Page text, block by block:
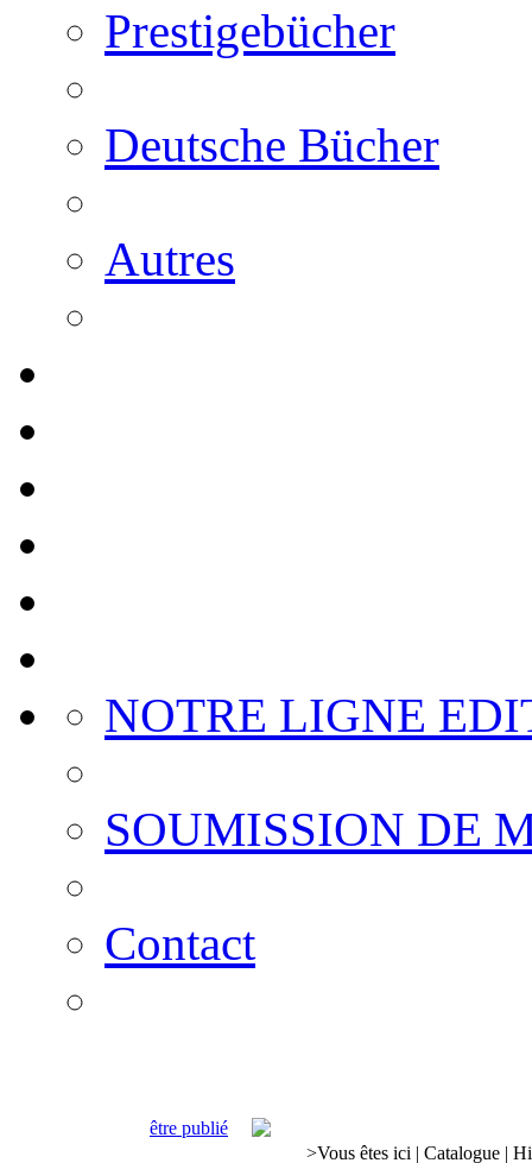
Prestigebücher
Deutsche Bücher
Autres
NOTRE LIGNE
SOUMISSION DE
Contact
être publié
>Vous êtes ici | Catalogue |